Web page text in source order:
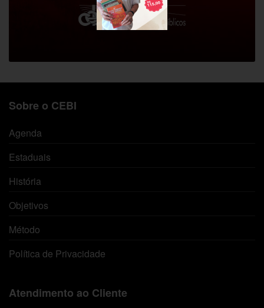
Sobre o CEBI
Agenda
Estaduais
História
Objetivos
Método
Política de Privacidade
Atendimento ao Cliente